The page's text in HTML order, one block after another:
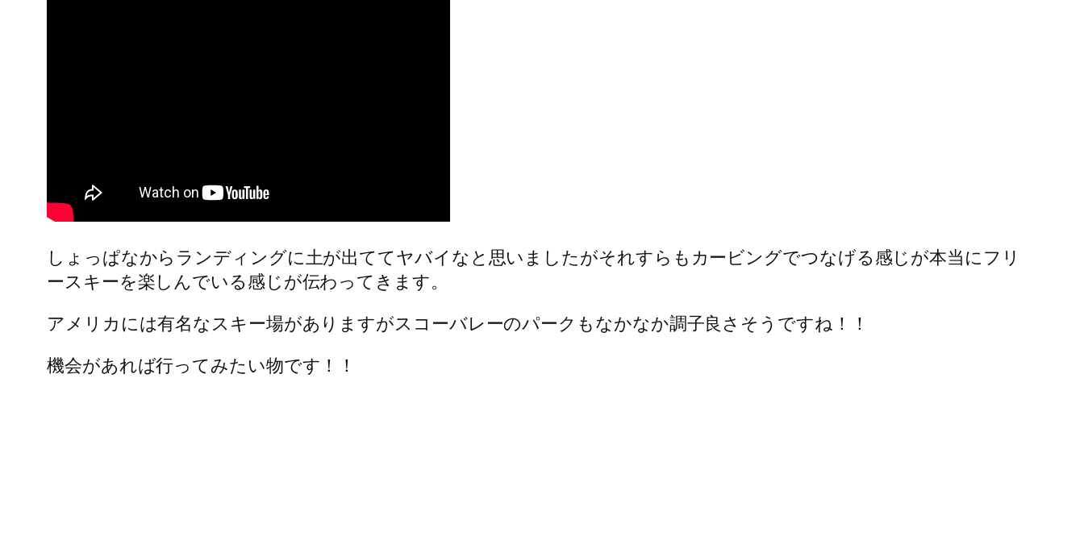
しょっぱなからランディングに土が出ててヤバイなと思いましたがそれすらもカービングでつなげる感じが本当にフリ
ースキーを楽しんでいる感じが伝わってきます。
アメリカには有名なスキー場がありますがスコーバレーのパークもなかなか調子良さそうですね！！
機会があれば行ってみたい物です！！